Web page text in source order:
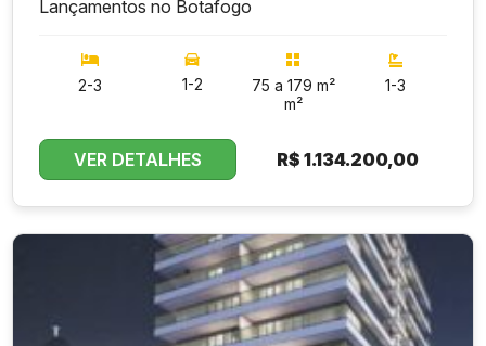
Lançamentos no Botafogo
2-3 1-2
75 a 179 m²
m²
1-3
VER DETALHES R$1.134.200,00